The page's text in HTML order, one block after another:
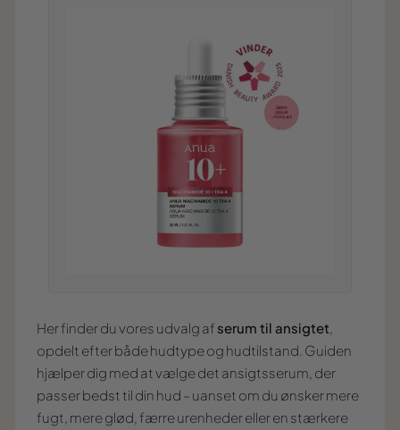
Her finder du vores udvalg af serum til ansigtet
opdelt efter både hudtype og hudtilstand. Guiden
hjælper dig med at vælge det ansigtsserum, der
passer bedst til din hud – uanset om du ønsker mere
fugt, mere glød, færre urenheder eller en stærkere